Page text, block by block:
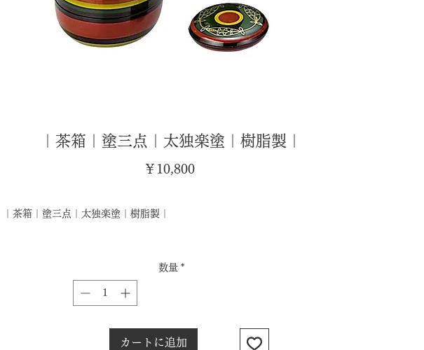
｜茶箱｜塗三点｜太独楽塗｜樹脂製｜
￥10,800価
｜茶箱｜塗三点｜太独楽塗｜樹脂製｜
数量 *
カートに追加